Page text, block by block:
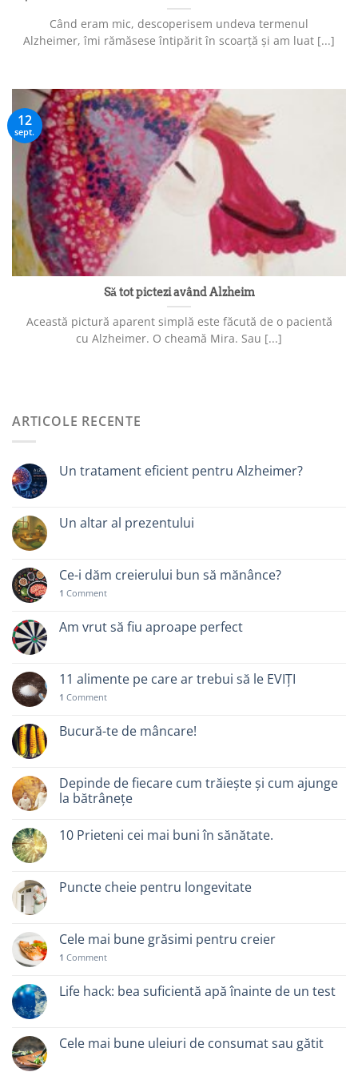
Când eram mic, descoperisem undeva termenul
Alzheimer, îmi rămăsese întipărit în scoarță și am luat [...]
Să tot pictezi având Alzheim
Această pictură aparent simplă este făcută de o pacientă
cu Alzheimer. O cheamă Mira. Sau [...]
12
sept.
ARTICOLE RECENTE
Un tratament eficient pentru Alzheimer?
Un altar al prezentului
Ce-i dăm creierului bun să mănânce?
1 Comment
Am vrut să fiu aproape perfect
11 alimente pe care ar trebui să le EVIȚI
1 Comment
Bucură-te de mâncare!
Depinde de fiecare cum trăiește și cum ajunge
la bătrânețe
10 Prieteni cei mai buni în sănătate.
Puncte cheie pentru longevitate
Cele mai bune grăsimi pentru creier
1 Comment
Life hack: bea suficientă apă înainte de un test
Cele mai bune uleiuri de consumat sau gătit